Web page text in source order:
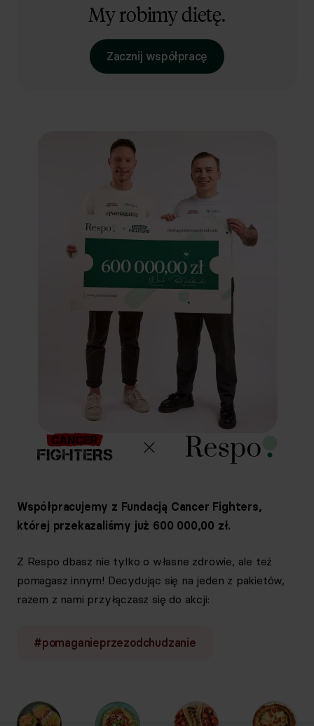
My robimy dietę.
Zacznij współpracę
600 000,00 zł
Współpracujemy z Fundacją Cancer Fighters,
której przekazaliśmy już 600 000,00 zł.
Z Respo dbasz nie tylko o własne zdrowie, ale też
pomagasz innym! Decydując się na jeden z pakietów,
razem z nami przyłączasz się do akcji:
#pomaganieprzezodchudzanie